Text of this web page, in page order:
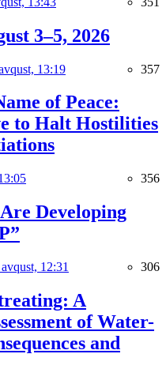
3–5, 2026
13:19 357
of Peace:
to Halt Hostilities
356
Developing
12:31 306
A
of Water-
and